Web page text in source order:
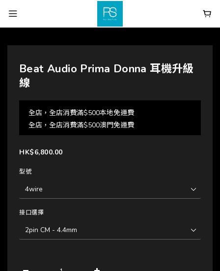
Beat Audio Prima Donna 耳機升級
線
全店，全店消費滿$500本地免運費
全店，全店消費滿$500澳門免運費
HK$6,800.00
型號
接口選擇